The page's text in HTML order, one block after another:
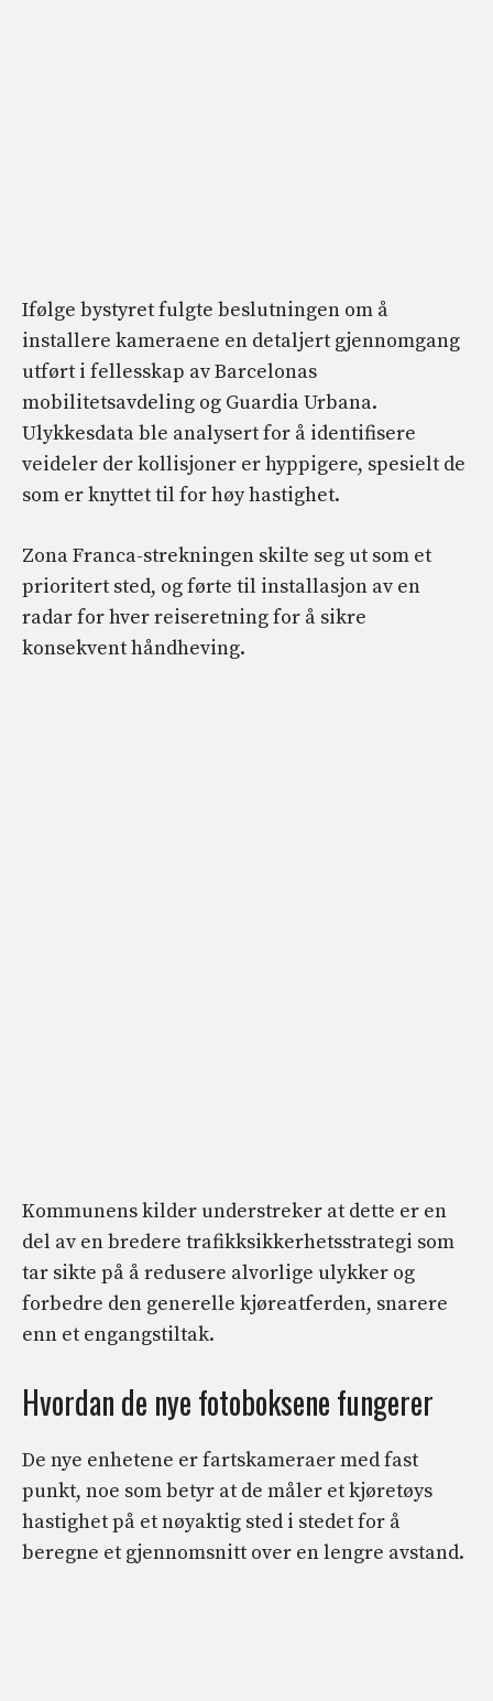
Ifølge bystyret fulgte beslutningen om å
installere kameraene en detaljert gjennomgang
utført i fellesskap av Barcelonas
mobilitetsavdeling og Guardia Urbana.
Ulykkesdata ble analysert for å identifisere
veideler der kollisjoner er hyppigere, spesielt de
som er knyttet til for høy hastighet.
Zona Franca-strekningen skilte seg ut som et
prioritert sted, og førte til installasjon av en
radar for hver reiseretning for å sikre
konsekvent håndheving.
Kommunens kilder understreker at dette er en
del av en bredere trafikksikkerhetsstrategi som
tar sikte på å redusere alvorlige ulykker og
forbedre den generelle kjøreatferden, snarere
enn et engangstiltak.
Hvordan de nye fotoboksene fungerer
De nye enhetene er fartskameraer med fast
punkt, noe som betyr at de måler et kjøretøys
hastighet på et nøyaktig sted i stedet for å
beregne et gjennomsnitt over en lengre avstand.